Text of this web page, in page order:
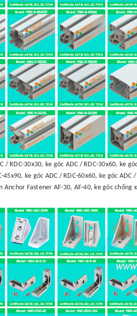
/ RDC-30x30, ke góc ADC / RDC-30x60, ke
ke góc ADC / RDC-60x60, ke góc ADC
Fastener AF-30, AF-40, ke góc chống